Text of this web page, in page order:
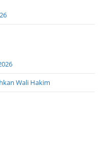
Wali Hakim